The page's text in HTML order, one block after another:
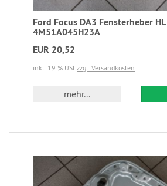
Ford Focus DA3 Fensterheber HL
4M51A045H23A
EUR 20,52
inkl. 19 % USt zzgl. Versandkosten
mehr...